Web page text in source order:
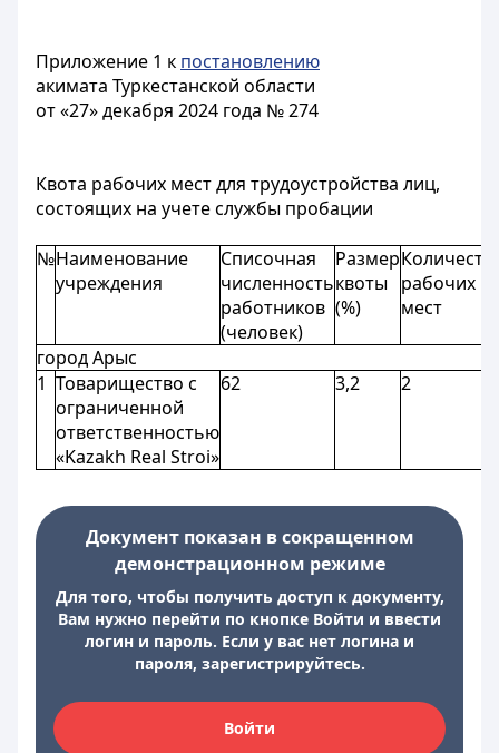
Приложение 1 к постановлению
акимата Туркестанской области
от «27» декабря 2024 года № 274
Квота рабочих мест для трудоустройства лиц,
состоящих на учете службы пробации
№Наименование
учреждения
Списочная
численность
работников
(человек)
Размер
квоты
(%)
рабочих
мест
город Арыс
1 Товарищество с
ограниченной
ответственностью
«Kazakh Real Stroi»
62 3,2 2
Документ показан в сокращенном
демонстрационном режиме
Для того, чтобы получить доступ к документу,
Вам нужно перейти по кнопке Войти и ввести
логин и пароль. Если у вас нет логина и
пароля, зарегистрируйтесь.
Войти